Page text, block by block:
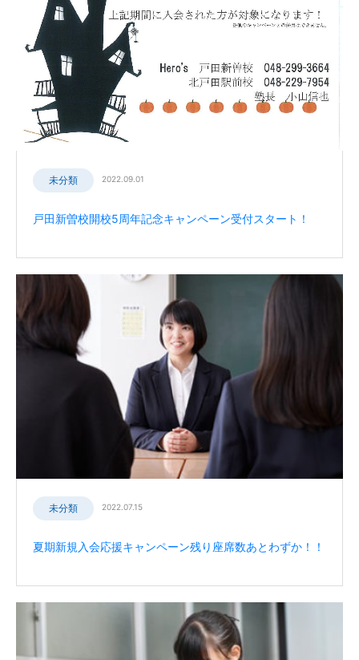
未分類 2022.09.01
戸田新曽校開校5周年記念キャンペーン受付スタート！
未分類 2022.07.15
夏期新規入会応援キャンペーン残り座席数あとわずか！！